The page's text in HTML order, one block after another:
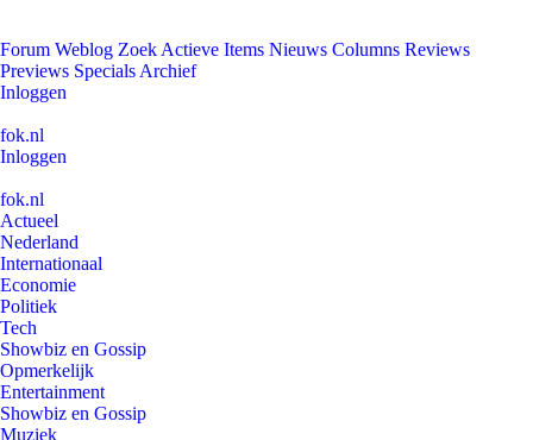
Forum Weblog Zoek Actieve Items Nieuws Columns Reviews
Previews Specials Archief
Inloggen
fok.nl
Inloggen
fok.nl
Actueel
Nederland
Internationaal
Economie
Politiek
Tech
Showbiz en Gossip
Opmerkelijk
Entertainment
Showbiz en Gossip
Muziek